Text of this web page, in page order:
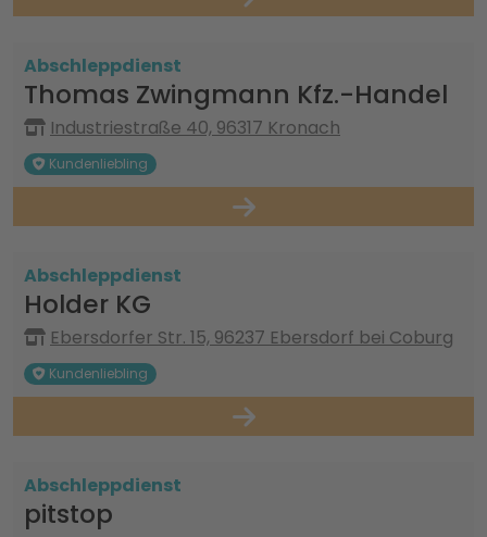
Abschleppdienst
Thomas Zwingmann Kfz.-Handel
Industriestraße 40, 96317 Kronach
Kundenliebling
Abschleppdienst
Holder KG
Ebersdorfer Str. 15, 96237 Ebersdorf bei Coburg
Kundenliebling
Abschleppdienst
pitstop